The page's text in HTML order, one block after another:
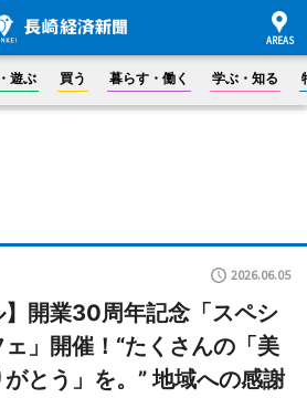
遊ぶ 買う 暮らす・働く 学ぶ・知る
2026.06.05
】開業30周年記念「スペシ
」開催！“たくさんの「美
とう」を。” 地域への感謝